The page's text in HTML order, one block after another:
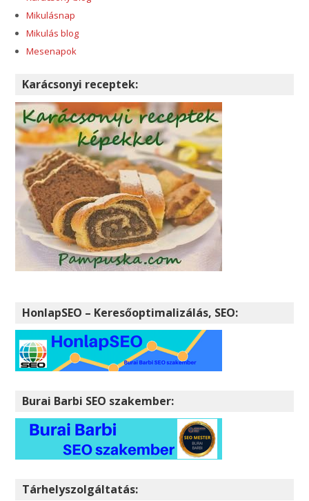
Mikulásnap
Mikulás blog
Mesenapok
Karácsonyi receptek:
HonlapSEO – Keresőoptimalizálás, SEO:
Burai Barbi SEO szakember:
Tárhelyszolgáltatás: